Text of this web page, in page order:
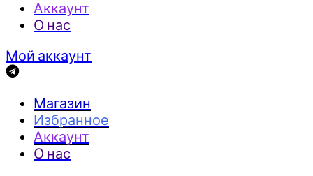
Аккаунт
О нас
Мой аккаунт
Магазин
Избранное
Аккаунт
О нас